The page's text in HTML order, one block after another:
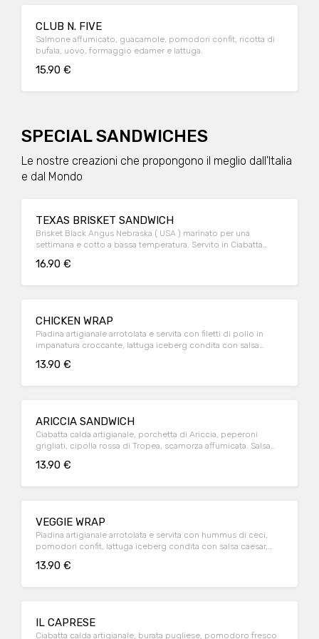
CLUB N. FIVE
Salmone affumicato, guacamole, pomodori confit, ricotta di
bufala, uovo, formaggio edamer e lattuga.
15.90 €
SPECIAL SANDWICHES
Le nostre creazioni che propongono il meglio dall'Italia
e dal Mondo
TEXAS BRISKET SANDWICH
Brisket Black Angus Nebraska ( USA ) marinato per una
settimana e cotto a bassa temperatura. Servito in Ciabatta
cetriolini.
16.90 €
CHICKEN WRAP
Piadina artigianale arrotolata e servita con filetti di pollo in
impanatura croccante, lattuga iceberg condita con salsa
13.90 €
ARICCIA SANDWICH
Ciabatta calda artigianale, porchetta di Ariccia, peperoni
grigliati, cipolla rossa di Tropea, scamorza affumicata. Salsa
13.90 €
VEGGIE WRAP
Piadina artigianale arrotolata e servita con hummus di ceci,
pomodori confit, lattuga iceberg condita con salsa caesar,
13.90 €
IL CAPRESE
Ciabatta calda artigianale, burata pugliese, pomodoro fresco